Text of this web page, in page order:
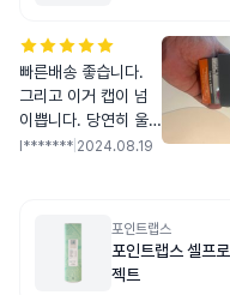
빠른배송 좋습니다.
그리고 이거 캡이 넘
이쁩니다. 당연히 울
강쥐도 좋아하구요..
l******* 2024.08.19
포인트랩스
포인트랩스 셀프로
젝트